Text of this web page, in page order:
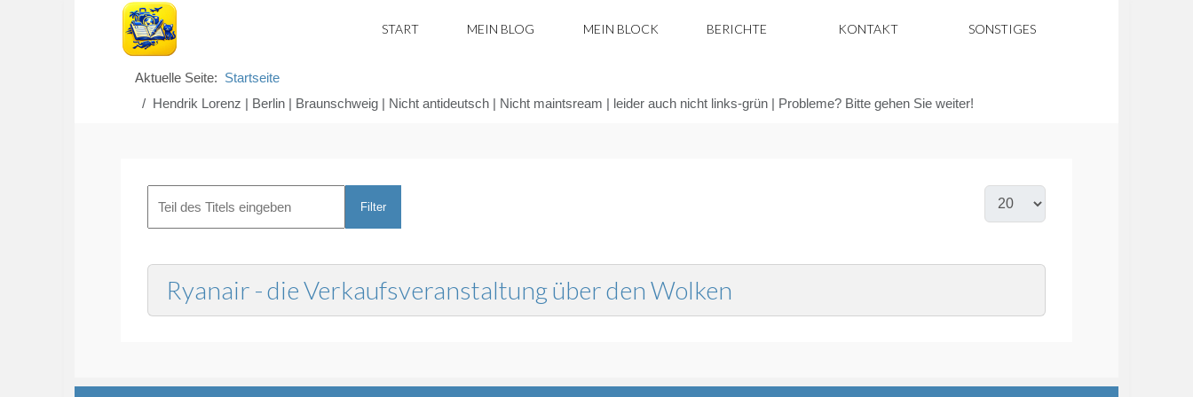
START MEIN BLOG MEIN BLOCK BERICHTE KONTAKT SONSTIGES
Aktuelle Seite: Startseite
Hendrik Lorenz | Berlin | Braunschweig | Nicht antideutsch | Nicht maintsream | leider auch nicht links-grün | Probleme? Bitte gehen Sie weiter!
Filter
Ryanair - die Verkaufsveranstaltung über den Wolken